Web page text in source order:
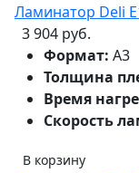
Ламинатор Deli
3 904 руб.
Формат: А3
Толщина
Время
Скорость
В корзину